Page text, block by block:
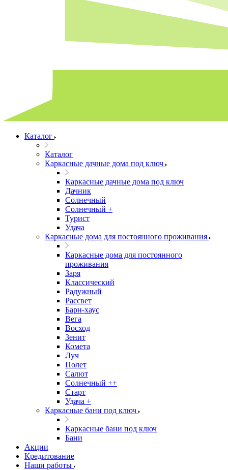
Каталог
Каталог
Каркасные дачные дома под ключ
Каркасные дачные дома под ключ
Дачник
Солнечный
Солнечный +
Турист
Удача
Каркасные дома для постоянного проживания
Каркасные дома для постоянного
проживания
Заря
Классический
Радужный
Рассвет
Барн-хаус
Вега
Восход
Зенит
Комета
Луч
Полет
Салют
Солнечный ++
Старт
Удача +
Каркасные бани под ключ
Каркасные бани под ключ
Бани
Акции
Кредитование
Наши работы